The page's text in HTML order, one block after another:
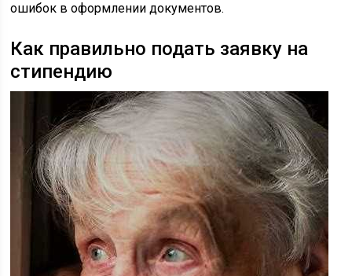
ошибок в оформлении документов.
Как правильно подать заявку на
стипендию